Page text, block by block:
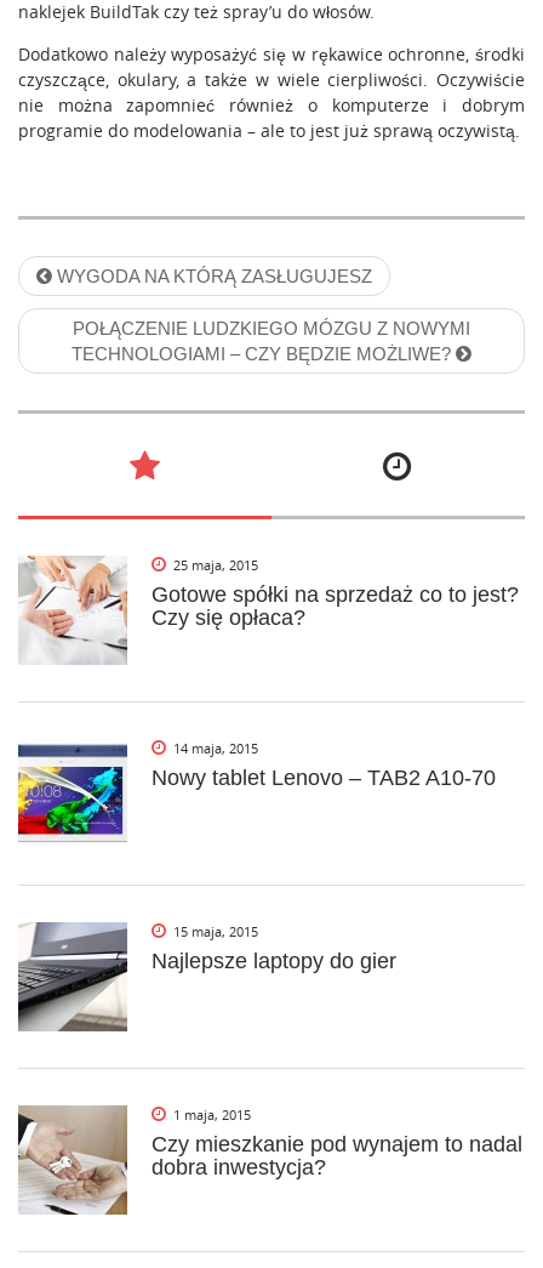
naklejek BuildTak czy też spray’u do włosów.
Dodatkowo należy wyposażyć się w rękawice ochronne, środki
czyszczące, okulary, a także w wiele cierpliwości. Oczywiście
nie można zapomnieć również o komputerze i dobrym
programie do modelowania – ale to jest już sprawą oczywistą.
P
o
s
v
i
g
a
t
i
o
n
WYGODA NA KTÓRĄ ZASŁUGUJESZ
POŁĄCZENIE LUDZKIEGO MÓZGU Z NOWYMI
TECHNOLOGIAMI – CZY BĘDZIE MOŻLIWE?
25 maja, 2015
Gotowe spółki na sprzedaż co to jest?
Czy się opłaca?
14 maja, 2015
Nowy tablet Lenovo – TAB2 A10-70
15 maja, 2015
Najlepsze laptopy do gier
1 maja, 2015
Czy mieszkanie pod wynajem to nadal
dobra inwestycja?